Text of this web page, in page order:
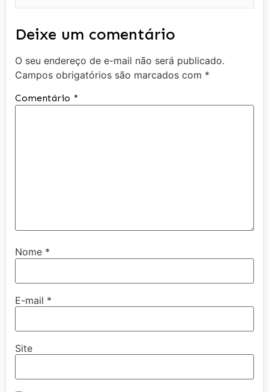
Deixe um comentário
O seu endereço de e-mail não será publicado.
Campos obrigatórios são marcados com *
Comentário *
Nome *
E-mail *
Site